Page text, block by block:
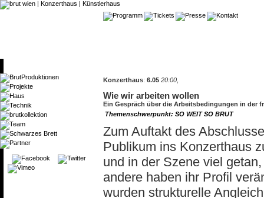
Konzerthaus: 6.05 20:00
Wie wir arbeiten wollen
Ein Gespräch über die Arbeitsbedingungen in der
Themenschwerpunkt: SO WEIT SO BRUT
Zum Auftakt des
Publikum ins Konzerthaus
und in der Szene viel
andere haben ihr Profil
wurden strukturelle